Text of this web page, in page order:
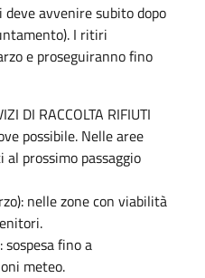
deve avvenire subito dopo
I ritiri
e proseguiranno fino
DI RACCOLTA RIFIUTI
possibile. Nelle aree
prossimo passaggio
nelle zone con viabilità
fino a
meteo.